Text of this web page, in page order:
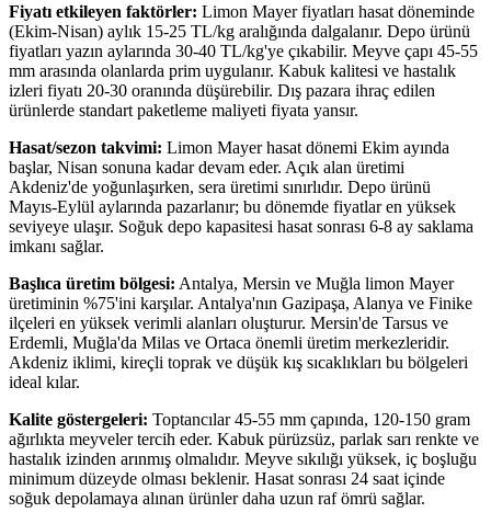
Fiyatı etkileyen faktörler: Limon Mayer fiyatları hasat döneminde
(Ekim-Nisan) aylık 15-25 TL/kg aralığında dalgalanır. Depo ürünü
fiyatları yazın aylarında 30-40 TL/kg'ye çıkabilir. Meyve çapı 45-55
mm arasında olanlarda prim uygulanır. Kabuk kalitesi ve hastalık
izleri fiyatı 20-30 oranında düşürebilir. Dış pazara ihraç edilen
ürünlerde standart paketleme maliyeti fiyata yansır.
Hasat/sezon takvimi: Limon Mayer hasat dönemi Ekim ayında
başlar, Nisan sonuna kadar devam eder. Açık alan üretimi
Akdeniz'de yoğunlaşırken, sera üretimi sınırlıdır. Depo ürünü
Mayıs-Eylül aylarında pazarlanır; bu dönemde fiyatlar en yüksek
seviyeye ulaşır. Soğuk depo kapasitesi hasat sonrası 6-8 ay saklama
imkanı sağlar.
Başlıca üretim bölgesi: Antalya, Mersin ve Muğla limon Mayer
üretiminin %75'ini karşılar. Antalya'nın Gazipaşa, Alanya ve Finike
ilçeleri en yüksek verimli alanları oluşturur. Mersin'de Tarsus ve
Erdemli, Muğla'da Milas ve Ortaca önemli üretim merkezleridir.
Akdeniz iklimi, kireçli toprak ve düşük kış sıcaklıkları bu bölgeleri
ideal kılar.
Kalite göstergeleri: Toptancılar 45-55 mm çapında, 120-150 gram
ağırlıkta meyveler tercih eder. Kabuk pürüzsüz, parlak sarı renkte ve
hastalık izinden arınmış olmalıdır. Meyve sıkılığı yüksek, iç boşluğu
minimum düzeyde olması beklenir. Hasat sonrası 24 saat içinde
soğuk depolamaya alınan ürünler daha uzun raf ömrü sağlar.